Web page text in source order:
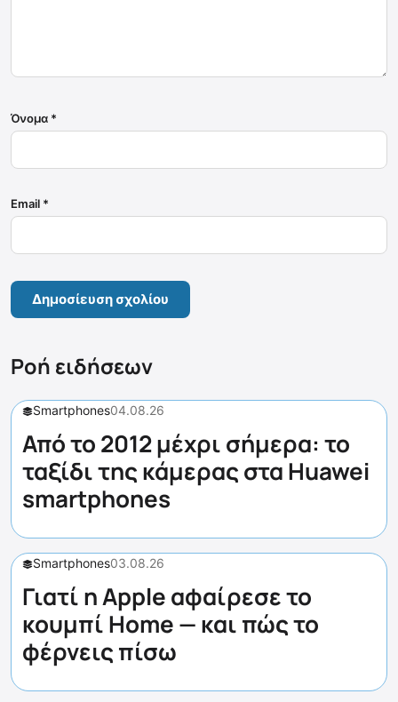
Όνομα *
Email *
Ροή ειδήσεων
Smartphones04.08.26
Από το 2012 μέχρι σήμερα: το
ταξίδι της κάμερας στα Huawei
smartphones
Smartphones03.08.26
Γιατί η Apple αφαίρεσε το
κουμπί Home — και πώς το
φέρνεις πίσω